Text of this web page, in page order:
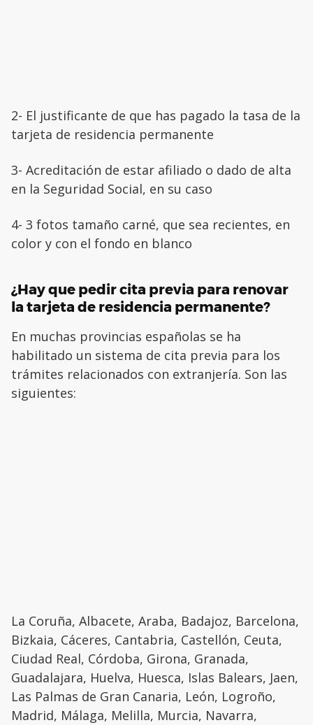
2- El justificante de que has pagado la tasa de la
tarjeta de residencia permanente
3- Acreditación de estar afiliado o dado de alta
en la Seguridad Social, en su caso
4- 3 fotos tamaño carné, que sea recientes, en
color y con el fondo en blanco
¿Hay que pedir cita previa para renovar
la tarjeta de residencia permanente?
En muchas provincias españolas se ha
habilitado un sistema de cita previa para los
trámites relacionados con extranjería. Son las
siguientes:
La Coruña, Albacete, Araba, Badajoz, Barcelona,
Bizkaia, Cáceres, Cantabria, Castellón, Ceuta,
Ciudad Real, Córdoba, Girona, Granada,
Guadalajara, Huelva, Huesca, Islas Balears, Jaen,
Las Palmas de Gran Canaria, León, Logroño,
Madrid, Málaga, Melilla, Murcia, Navarra,